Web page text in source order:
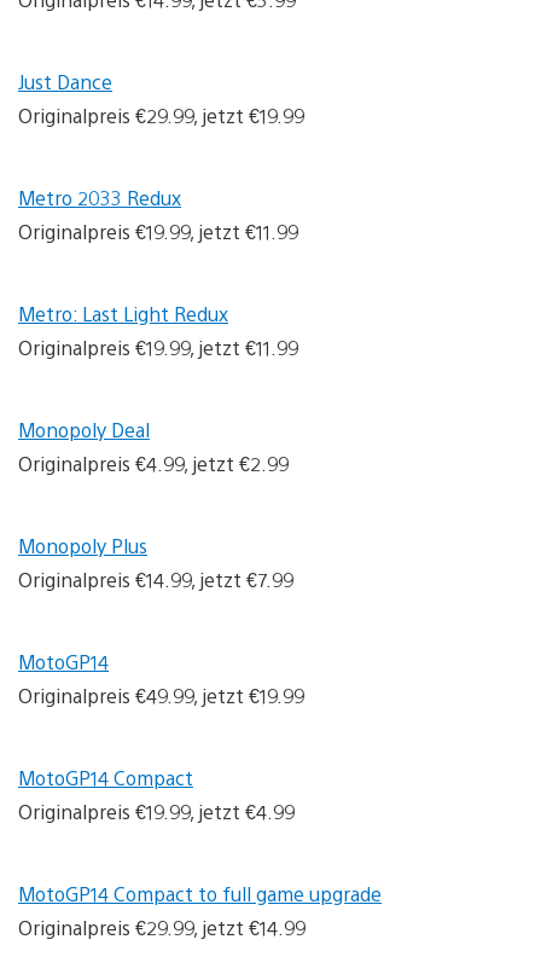
Just Dance
Originalpreis €29.99, jetzt €19.99
Metro 2033 Redux
Originalpreis €19.99, jetzt €11.99
Metro: Last Light Redux
Originalpreis €19.99, jetzt €11.99
Monopoly Deal
Originalpreis €4.99, jetzt €2.99
Monopoly Plus
Originalpreis €14.99, jetzt €7.99
MotoGP14
Originalpreis €49.99, jetzt €19.99
MotoGP14 Compact
Originalpreis €19.99, jetzt €4.99
MotoGP14 Compact to full game upgrade
Originalpreis €29.99, jetzt €14.99